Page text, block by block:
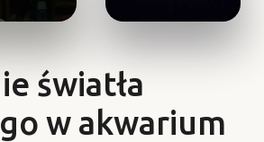
światła
w akwarium